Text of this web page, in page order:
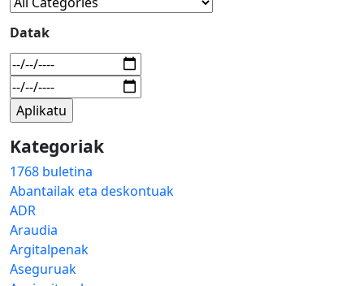
Datak
Kategoriak
1768 buletina
Abantailak eta deskontuak
ADR
Araudia
Argitalpenak
Aseguruak